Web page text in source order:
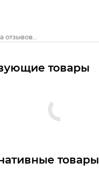
отзывов...
товары
товары